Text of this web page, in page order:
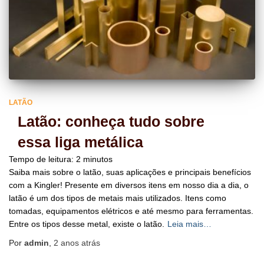
LATÃO
Latão: conheça tudo sobre
essa liga metálica
Tempo de leitura: 2 minutos
Saiba mais sobre o latão, suas aplicações e principais benefícios
com a Kingler! Presente em diversos itens em nosso dia a dia, o
latão é um dos tipos de metais mais utilizados. Itens como
tomadas, equipamentos elétricos e até mesmo para ferramentas.
Entre os tipos desse metal, existe o latão.
Leia mais…
Por admin 2 anos atrás